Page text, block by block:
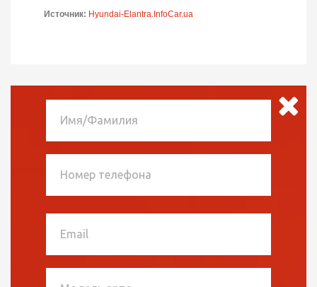
Источник: Hyundai-Elantra.InfoCar.ua